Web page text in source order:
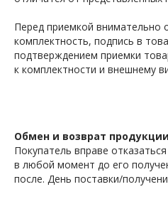
Перед приемкой внимательно
комплектность, подпись в
подтверждением приемки
к комплектности и внешнему
Обмен и возврат
Покупатель вправе
в любой момент до его
после. День поставки/